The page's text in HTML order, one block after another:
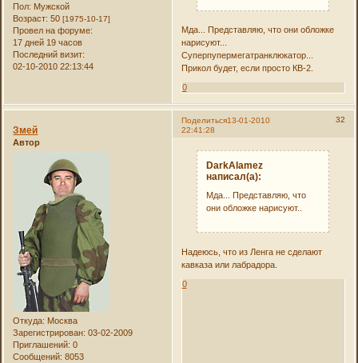
Пол: Мужской
Возраст: 50[1975-10-17]
Провел на форуме:
17 дней 19 часов
Последний визит:
02-10-2010 22:13:44
Мда... Представляю, что они обложке
нарисуют...
Суперпупермегатранклюкатор...
Прикол будет, если просто КВ-2.
0
Поделиться 32
13-01-2010
22:41:28
Змей
Автор
Откуда: Москва
Зарегистрирован: 03-02-2009
Приглашений: 0
Сообщений: 8053
DarkAlamez
написал(а):
Мда... Представляю, что
они обложке нарисуют..
Надеюсь, что из Ленга не сделают
кавказа или лабрадора.
0